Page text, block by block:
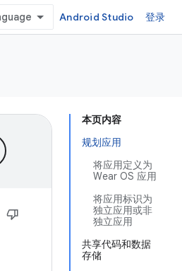
Android Studio 登录
本页内容
规划应用
将应用定义为
Wear OS 应用
将应用标识为
独立应用或非
独立应用
共享代码和数据
存储